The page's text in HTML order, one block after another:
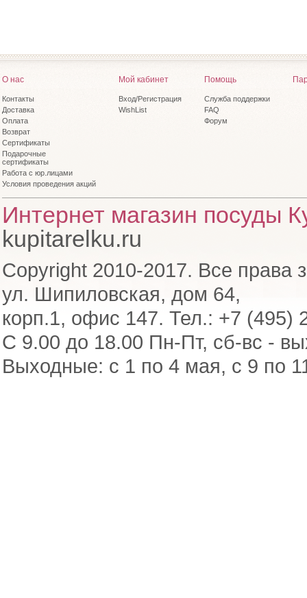
О нас
Контакты
Доставка
Оплата
Возврат
Сертификаты
Подарочные
сертификаты
Работа с юр.лицами
Условия проведения акций
Мой кабинет
Вход/Регистрация
WishList
Помощь
Служба поддержки
FAQ
Форум
Интернет магазин посуды
kupitarelku.ru
Copyright 2010-2017. Все права
ул. Шипиловская, дом 64,
корп.1, офис 147. Тел.: +7 (495)
С 9.00 до 18.00 Пн-Пт, сб-вс -
Выходные: с 1 по 4 мая, с 9 по